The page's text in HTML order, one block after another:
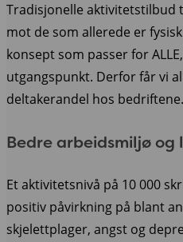
Tradisjonelle aktivitetstilbud
mot de som allerede er
konsept som passer for
utgangspunkt. Derfor får vi
deltakerandel hos bedriftene.
Bedre arbeidsmiljø
Et aktivitetsnivå på 10 000
positiv påvirkning på blant
skjelettplager, angst og